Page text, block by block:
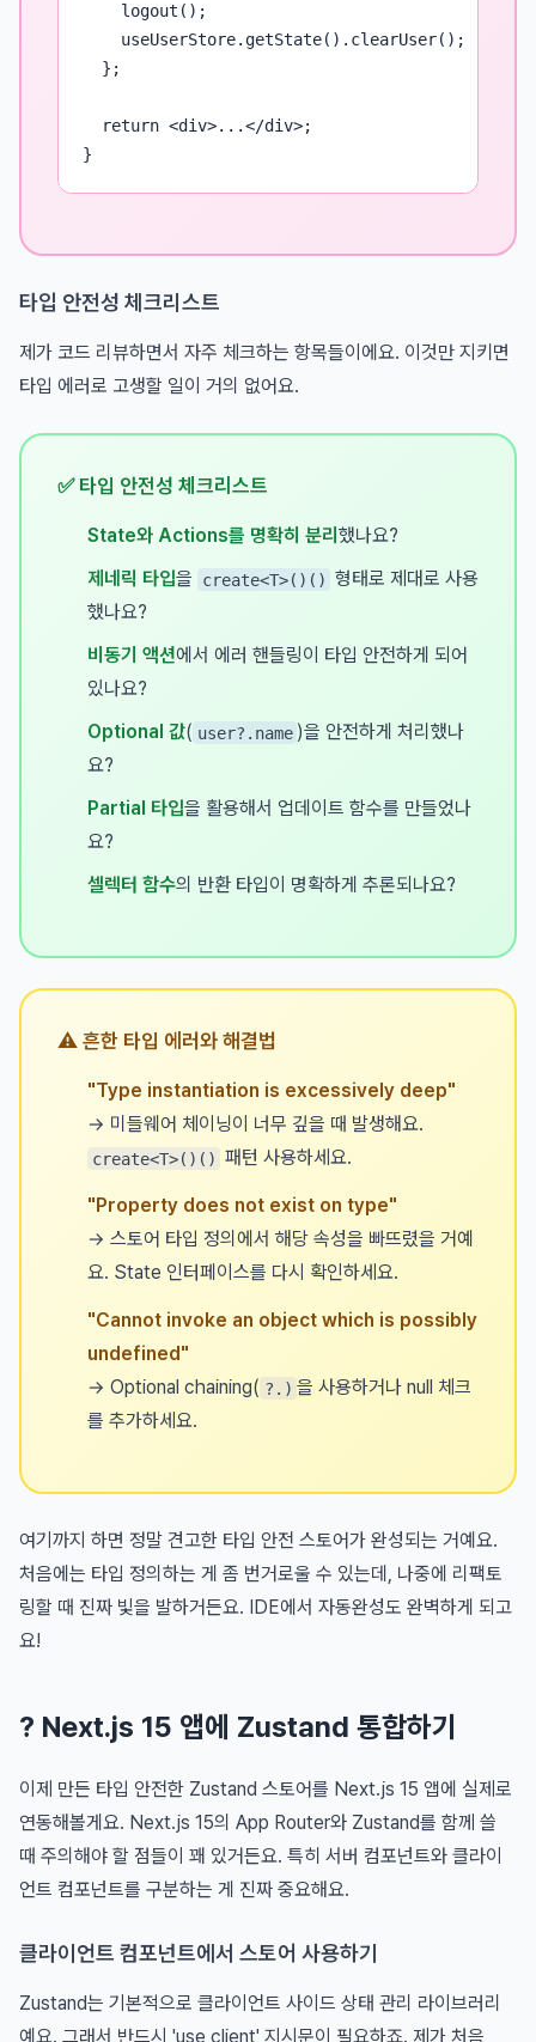
    logout();
    useUserStore.getState().clearUser();
  };
  return <div>...</div>;
}
타입 안전성 체크리스트
제가 코드 리뷰하면서 자주 체크하는 항목들이에요. 이것만 지키면
타입 에러로 고생할 일이 거의 없어요.
✅ 타입 안전성 체크리스트
State와 Actions를 명확히 분리 했나요?
제네릭 타입을 create<T>()() 형태로 제대로 사용
했나요?
비동기 액션에서 에러 핸들링이 타입 안전하게 되어
있나요?
Optional 값( user?.name )을 안전하게 처리했나
요?
Partial 타입을 활용해서 업데이트 함수를 만들었나
요?
셀렉터 함수의 반환 타입이 명확하게 추론되나요?
⚠️ 흔한 타입 에러와 해결법
"Type instantiation is excessively deep"
→ 미들웨어 체이닝이 너무 깊을 때 발생해요.
create<T>()() 패턴 사용하세요.
"Property does not exist on type"
→ 스토어 타입 정의에서 해당 속성을 빠뜨렸을 거예
요. State 인터페이스를 다시 확인하세요.
"Cannot invoke an object which is possibly
undefined"
→ Optional chaining( ?.) 을 사용하거나 null 체크
를 추가하세요.
여기까지 하면 정말 견고한 타입 안전 스토어가 완성되는 거예요.
처음에는 타입 정의하는 게 좀 번거로울 수 있는데, 나중에 리팩토
링할 때 진짜 빛을 발하거든요. IDE에서 자동완성도 완벽하게 되고
요!
? Next.js 15 앱에 Zustand 통합하기
이제 만든 타입 안전한 Zustand 스토어를 Next.js 15 앱에 실제로
연동해볼게요. Next.js 15의 App Router와 Zustand를 함께 쓸
때 주의해야 할 점들이 꽤 있거든요. 특히 서버 컴포넌트와 클라이
언트 컴포넌트를 구분하는 게 진짜 중요해요.
클라이언트 컴포넌트에서 스토어 사용하기
Zustand는 기본적으로 클라이언트 사이드 상태 관리 라이브러리
예요. 그래서 반드시 'use client' 지시문이 필요하죠. 제가 처음